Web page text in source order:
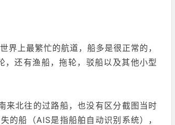
界上最繁忙的航道，船多是很正常的，
还有渔船，拖轮，驳船以及其他小型
来北往的过路船，也没有区分截图当时
的船（AIS是指船舶自动识别系统），